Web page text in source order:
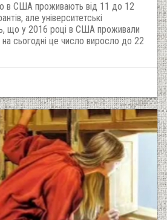
в США проживають від 11 до 12
але університетські
що у 2016 році в США проживали
на сьогодні це число виросло до 22